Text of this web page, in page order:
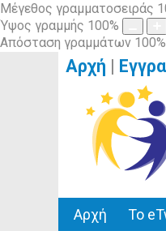
Μέγεθος γραμματοσειράς
Ύψος γραμμής 100%
Απόσταση γραμμάτων 100%
Αρχή |
Αρχή Το